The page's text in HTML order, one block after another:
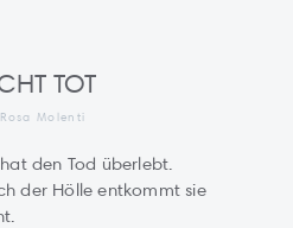
TOT
Molenti
den Tod überlebt.
der Hölle entkommt sie